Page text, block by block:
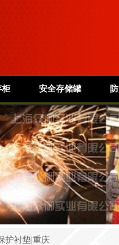
柜 安全存储罐
护衬垫|重庆